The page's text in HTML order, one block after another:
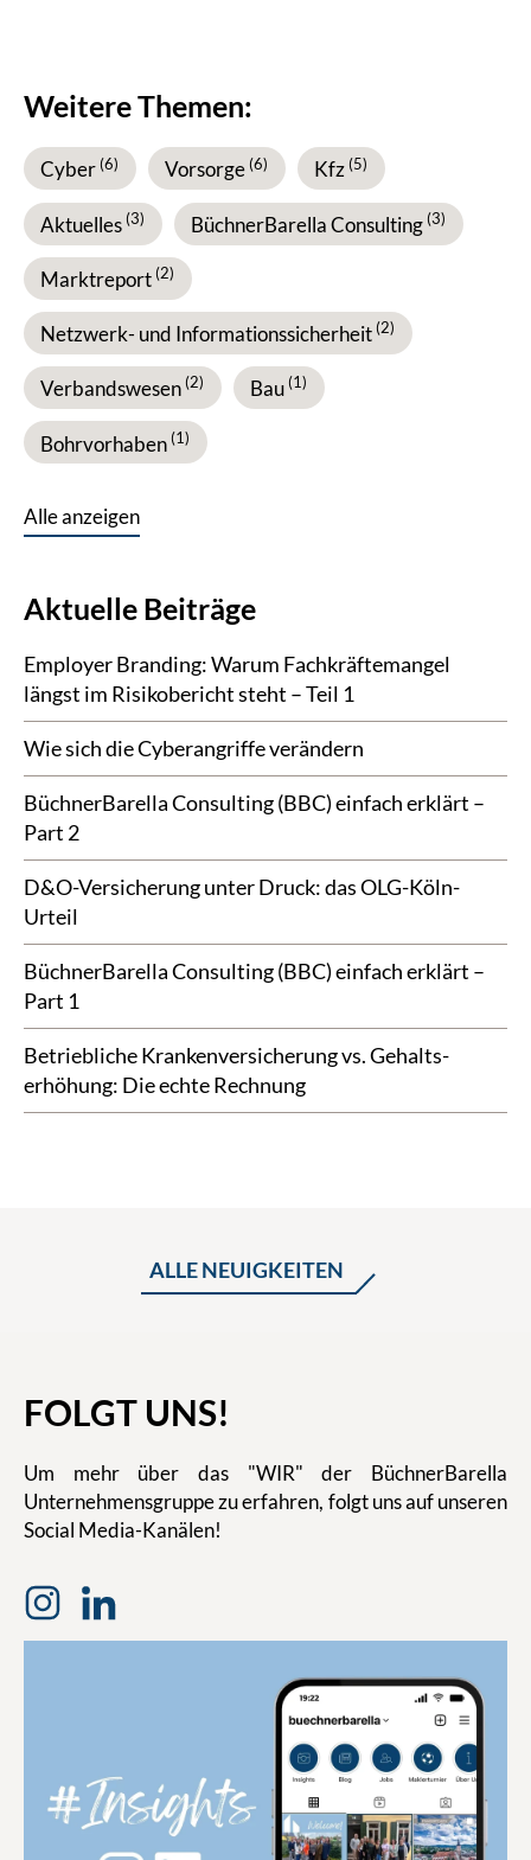
Weitere Themen:
Cyber (6) Vorsorge (6) Kfz (5)
Aktuelles (3) BüchnerBarella Consulting (3)
Marktreport (2)
Netzwerk- und Informationssicherheit (2)
Verbandswesen (2) Bau (1)
Bohrvorhaben (1)
Alle anzeigen
Aktuelle Beiträge
Employer Branding: Warum Fachkräfte­mangel
längst im Risikobericht steht – Teil 1
Wie sich die Cyberangriffe verändern
BüchnerBarella Consulting (BBC) einfach erklärt –
Part 2
D&O-Versicherung unter Druck: das OLG-Köln-
Urteil
BüchnerBarella Consulting (BBC) einfach erklärt –
Part 1
Betriebliche Kranken­versicherung vs. Gehalts­
erhöhung: Die echte Rechnung
ALLE NEUIGKEITEN
FOLGT UNS!
Um mehr über das "WIR" der BüchnerBarella
Unternehmensgruppe zu erfahren, folgt uns auf unseren
Social Media-Kanälen!